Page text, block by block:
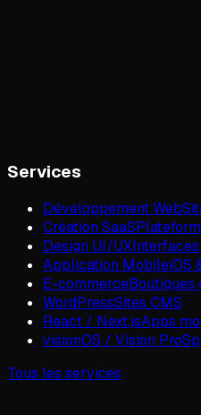
Services
Développement Web
Création SaaS
Design UI/UX
Application MobileiOS
E-commerceBoutiques
WordPressSites CMS
React / Next.jsApps
visionOS / Vision Pro
Tous les services